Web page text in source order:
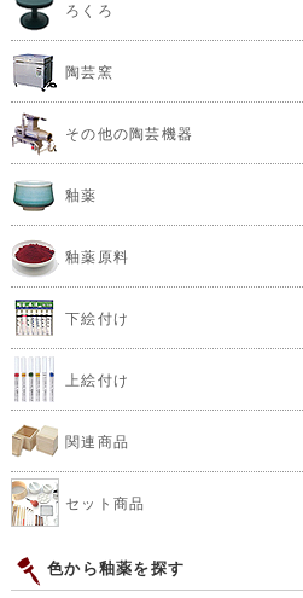
ろくろ
陶芸窯
その他の陶芸機器
釉薬
釉薬原料
下絵付け
上絵付け
関連商品
セット商品
色から釉薬を探す